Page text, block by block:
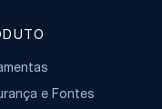
e Fontes